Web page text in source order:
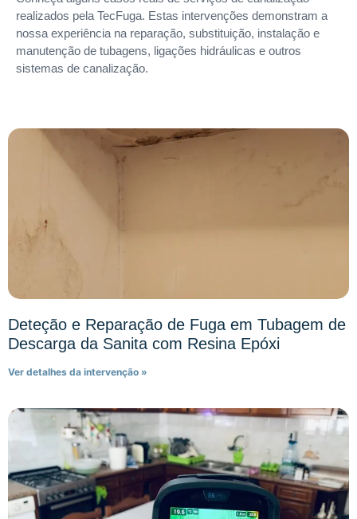
realizados pela TecFuga. Estas intervenções demonstram a
nossa experiência na reparação, substituição, instalação e
manutenção de tubagens, ligações hidráulicas e outros
sistemas de canalização.
Deteção e Reparação de Fuga em Tubagem de
Descarga da Sanita com Resina Epóxi
Ver detalhes da intervenção »